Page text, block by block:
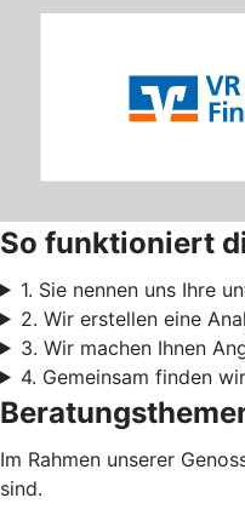
So funktioniert
1. Sie nennen uns Ihre
2. Wir erstellen eine
3. Wir machen Ihnen
4. Gemeinsam finden
Im Rahmen unserer
sind.